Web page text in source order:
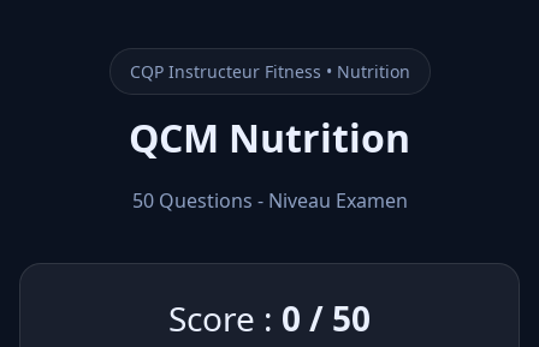
CQP Instructeur Fitness • Nutrition
QCM Nutrition
50 Questions - Niveau Examen
Score : 0 / 50